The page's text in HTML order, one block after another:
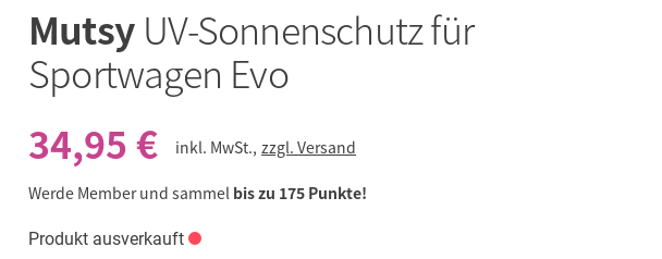
Mutsy UV-Sonnenschutz für
Sportwagen Evo
34,95 €
inkl. MwSt., zzgl. Versand
Werde Member und sammel bis zu 175 Punkte!
Produkt ausverkauft